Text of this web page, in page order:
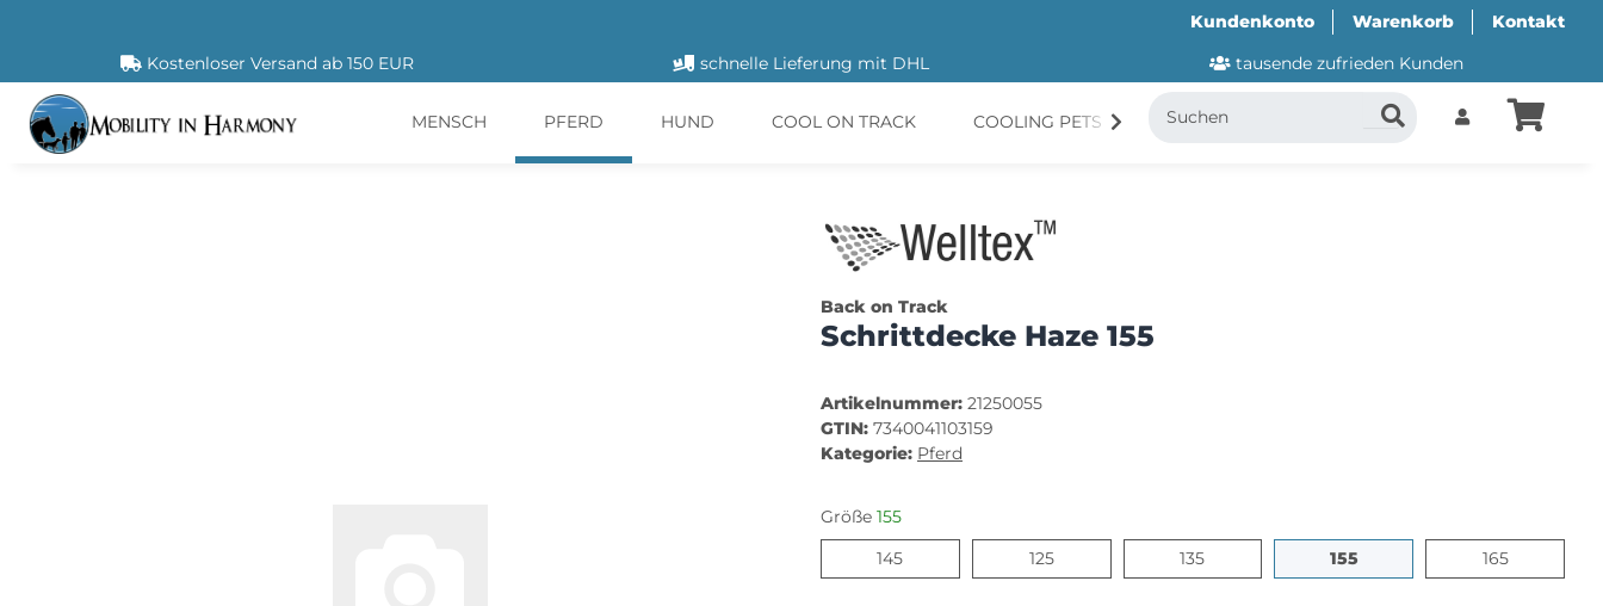
Kundenkonto Warenkorb
Kontakt
Kostenloser Versand ab 150 EUR
schnelle Lieferung mit DHL tausende zufrieden Kunden
MENSCH PFERD HUND COOL ON TRACK COOLING PETS CANI.COOL SUITICAL
Back on Track
Schrittdecke Haze 155
Artikelnummer: 21250055
GTIN: 7340041103159
Kategorie: Pferd
Größe 155
145145 125125 135135 155155 165165